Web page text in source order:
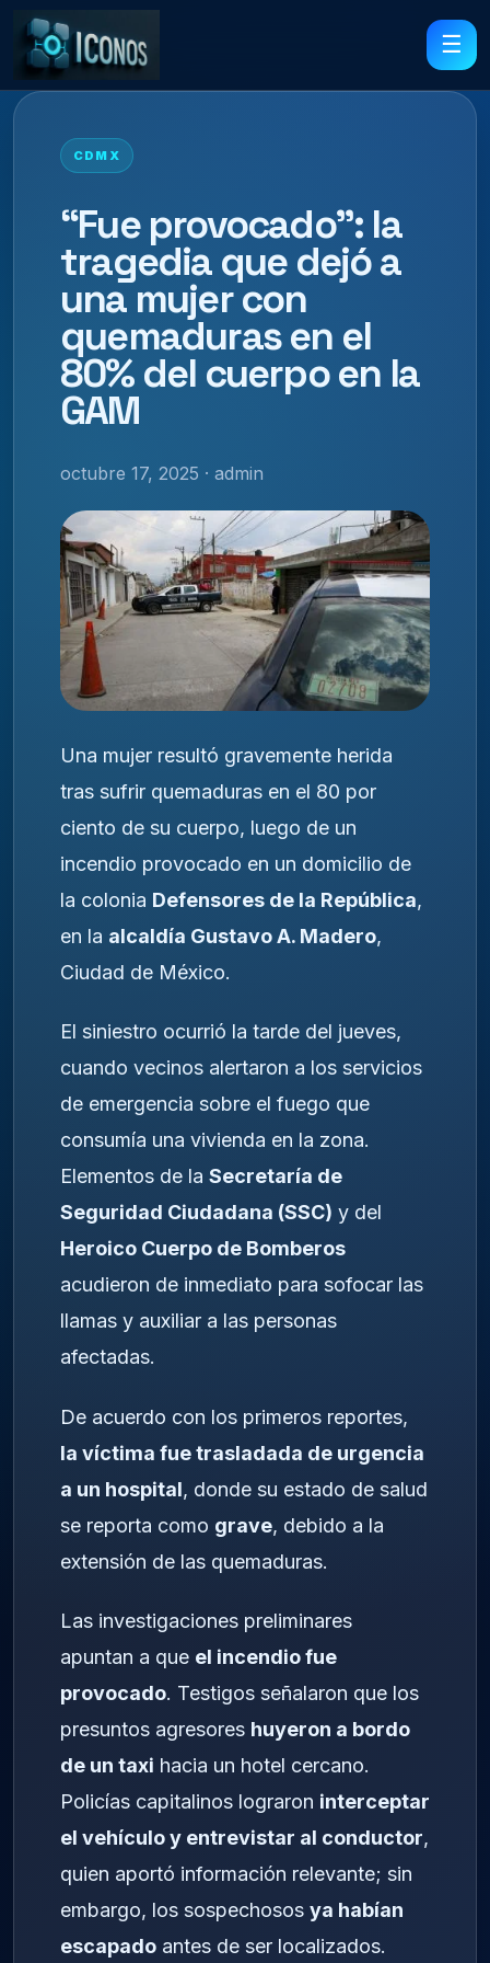
☰
CDMX
“Fue provocado”: la
tragedia que dejó a
una mujer con
quemaduras en el
80% del cuerpo en la
GAM
octubre 17, 2025 · admin
Una mujer resultó gravemente herida
tras sufrir quemaduras en el 80 por
ciento de su cuerpo, luego de un
incendio provocado en un domicilio de
la colonia Defensores de la República,
en la alcaldía Gustavo A. Madero,
Ciudad de México.
El siniestro ocurrió la tarde del jueves,
cuando vecinos alertaron a los servicios
de emergencia sobre el fuego que
consumía una vivienda en la zona.
Elementos de la Secretaría de
Seguridad Ciudadana (SSC) y del
Heroico Cuerpo de Bomberos
acudieron de inmediato para sofocar las
llamas y auxiliar a las personas
afectadas.
De acuerdo con los primeros reportes,
la víctima fue trasladada de urgencia
a un hospital, donde su estado de salud
se reporta como grave, debido a la
extensión de las quemaduras.
Las investigaciones preliminares
apuntan a que el incendio fue
provocado. Testigos señalaron que los
presuntos agresores huyeron a bordo
de un taxi hacia un hotel cercano.
Policías capitalinos lograron interceptar
el vehículo y entrevistar al conductor,
quien aportó información relevante; sin
embargo, los sospechosos ya habían
escapado antes de ser localizados.